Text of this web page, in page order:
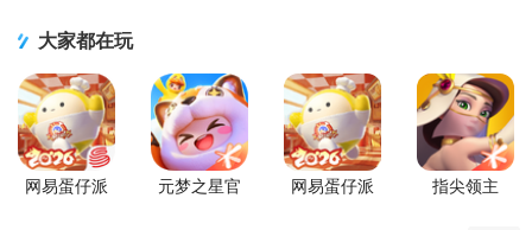
大家都在玩
网易蛋仔派
元梦之星官
网易蛋仔派
指尖领主